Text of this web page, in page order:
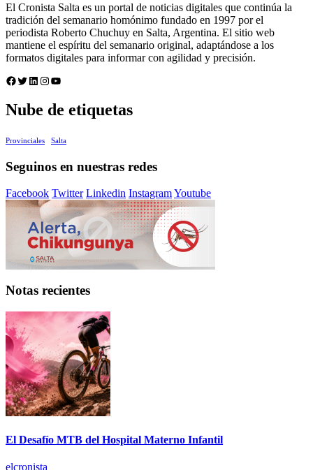
El Cronista Salta es un portal de noticias digitales que continúa la
tradición del semanario homónimo fundado en 1997 por el
periodista Roberto Chuchuy en Salta, Argentina. El sitio web
mantiene el espíritu del semanario original, adaptándose a los
formatos digitales para informar con agilidad y precisión.
Facebook
Twitter
LinkedIn
Instagram
YouTube
Nube de etiquetas
Provinciales Salta
Seguinos en nuestras redes
Facebook Twitter Linkedin InstagramYoutube
Notas recientes
El Desafío MTB del Hospital Materno Infantil
elcronista